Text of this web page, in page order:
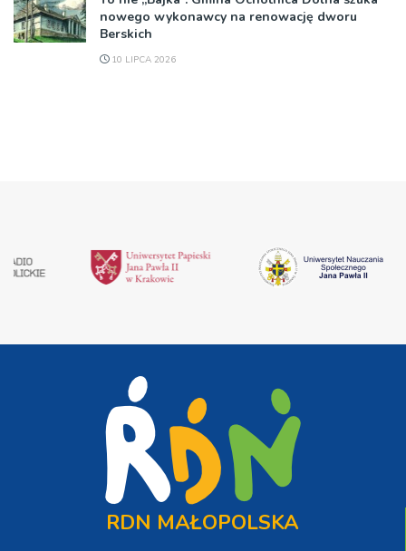
nowego wykonawcy na renowację dworu
Berskich
10 LIPCA 2026
RDN MAŁOPOLSKA